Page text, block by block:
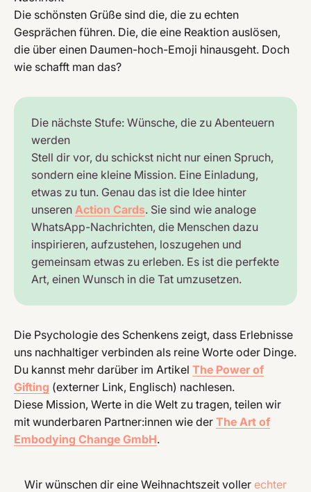
Die schönsten Grüße sind die, die zu echten
Gesprächen führen. Die, die eine Reaktion auslösen,
die über einen Daumen-hoch-Emoji hinausgeht. Doch
wie schafft man das?
Die nächste Stufe: Wünsche, die zu Abenteuern
werden
Stell dir vor, du schickst nicht nur einen Spruch,
sondern eine kleine Mission. Eine Einladung,
etwas zu tun. Genau das ist die Idee hinter
unseren Action Cards. Sie sind wie analoge
WhatsApp-Nachrichten, die Menschen dazu
inspirieren, aufzustehen, loszugehen und
gemeinsam etwas zu erleben. Es ist die perfekte
Art, einen Wunsch in die Tat umzusetzen.
Die Psychologie des Schenkens zeigt, dass Erlebnisse
uns nachhaltiger verbinden als reine Worte oder Dinge.
Du kannst mehr darüber im Artikel The Power of
Gifting (externer Link, Englisch) nachlesen.
Diese Mission, Werte in die Welt zu tragen, teilen wir
mit wunderbaren Partner:innen wie der The Art of
Embodying Change GmbH.
Wir wünschen dir eine Weihnachtszeit voller echter